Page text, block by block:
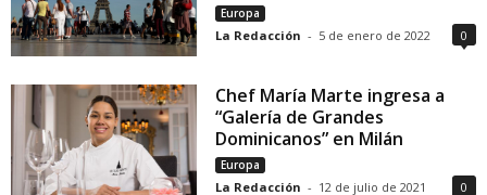
Europa
La Redacción - 5 de enero de 2022 0
Chef María Marte ingresa a
“Galería de Grandes
Dominicanos” en Milán
Europa
La Redacción - 12 de julio de 2021 0